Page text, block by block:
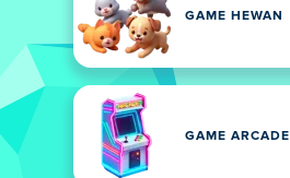
GAME HEWAN
GAME ARCADE